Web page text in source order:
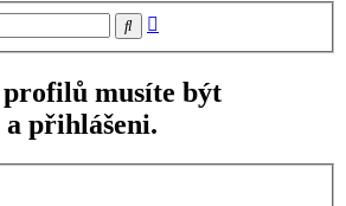
Hledat
musíte být
přihlášeni.